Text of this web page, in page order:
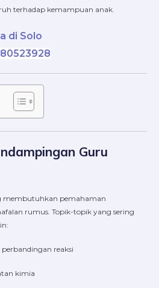
terhadap kemampuan anak.
di Solo
Guru
membutuhkan pemahaman
rumus. Topik-topik yang sering
reaksi
kimia